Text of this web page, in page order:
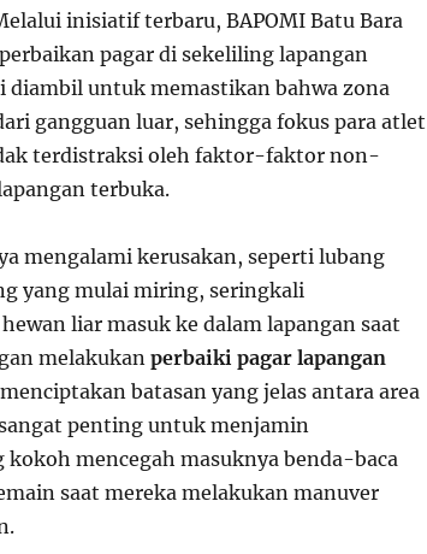
inisiatif terbaru, BAPOMI Batu Bara
pagar di sekeliling lapangan
diambil untuk memastikan bahwa zona
gangguan luar, sehingga fokus para atlet
terdistraksi oleh faktor-faktor non-
terbuka.
mengalami kerusakan, seperti lubang
yang mulai miring, seringkali
liar masuk ke dalam lapangan saat
melakukan perbaiki pagar lapangan
batasan yang jelas antara area
penting untuk menjamin
mencegah masuknya benda-baca
saat mereka melakukan manuver